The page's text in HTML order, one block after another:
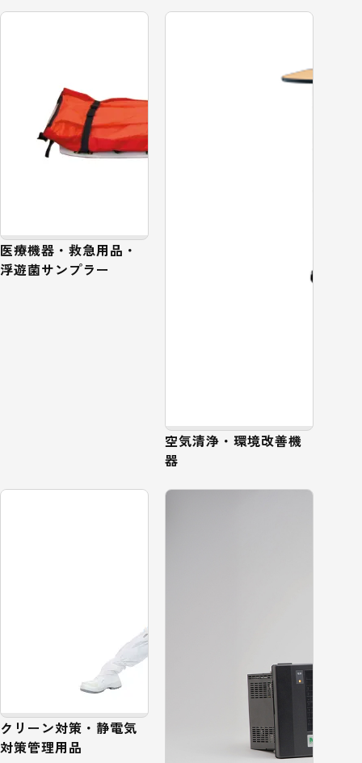
医療機器・救急用品・
浮遊菌サンプラー
空気清浄・環境改善機
器
クリーン対策・静電気
対策管理用品